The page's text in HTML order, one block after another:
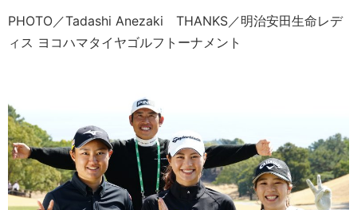
PHOTO／Tadashi Anezaki THANKS／明治安田生命レデ
ィス ヨコハマタイヤゴルフトーナメント